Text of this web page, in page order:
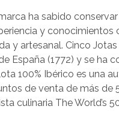
ha sabido
y conocimientos
y artesanal. Cinco
España (1772) y se ha
100% Ibérico es una
de venta de más de
culinaria The World’s